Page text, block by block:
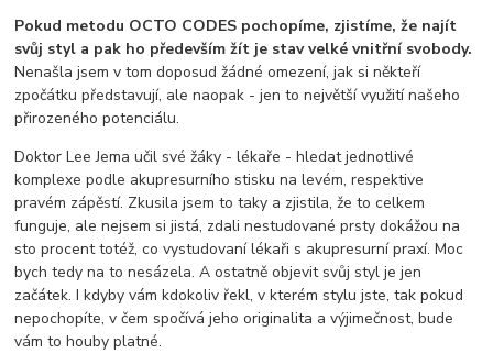
Pokud metodu OCTO CODES pochopíme, zjistíme, že najít
svůj styl a pak ho především žít je stav velké vnitřní svobody.
Nenašla jsem v tom doposud žádné omezení, jak si někteří
zpočátku představují, ale naopak - jen to největší využití našeho
přirozeného potenciálu.
Doktor Lee Jema učil své žáky - lékaře - hledat jednotlivé
komplexe podle akupresurního stisku na levém, respektive
pravém zápěstí. Zkusila jsem to taky a zjistila, že to celkem
funguje, ale nejsem si jistá, zdali nestudované prsty dokážou na
sto procent totéž, co vystudovaní lékaři s akupresurní praxí. Moc
bych tedy na to nesázela. A ostatně objevit svůj styl je jen
začátek. I kdyby vám kdokoliv řekl, v kterém stylu jste, tak pokud
nepochopíte, v čem spočívá jeho originalita a výjimečnost, bude
vám to houby platné.